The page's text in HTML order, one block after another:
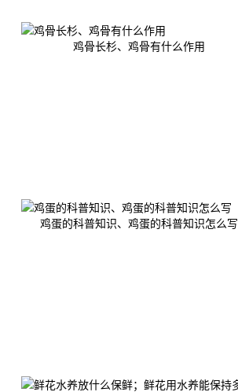
鸡骨长杉、鸡骨有什么作用
鸡蛋的科普知识、鸡蛋的科普知识怎么写